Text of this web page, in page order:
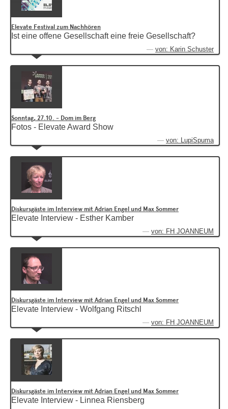
Elevate Festival zum Nachhören
Ist eine offene Gesellschaft eine freie Gesellschaft?
von: Karin Schuster
Sonntag, 27.10. - Dom im Berg
Fotos - Elevate Award Show
von: LupiSpuma
Diskursgäste im Interview mit Adrian Engel und Max Sommer
Elevate Interview - Esther Kamber
von: FH JOANNEUM
Diskursgäste im Interview mit Adrian Engel und Max Sommer
Elevate Interview - Wolfgang Ritschl
von: FH JOANNEUM
Diskursgäste im Interview mit Adrian Engel und Max Sommer
Elevate Interview - Linnea Riensberg